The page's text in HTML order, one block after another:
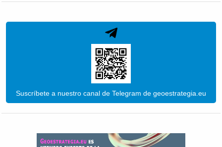
Suscríbete a nuestro canal de Telegram de geoestrategia.eu